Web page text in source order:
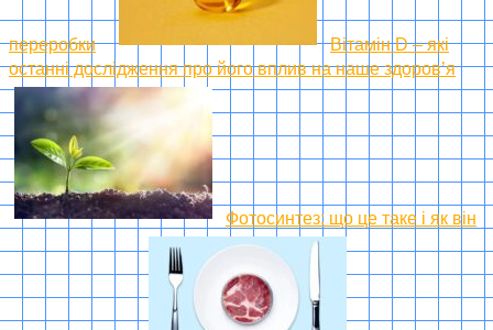
переробки
Вітамін D – які
останні дослідження про його вплив на наше здоров’я
Фотосинтез: що це таке і як він